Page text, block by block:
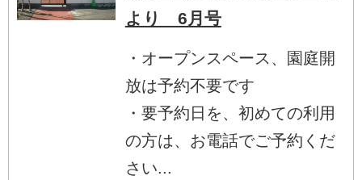
より 6月号
・オープンスペース、園庭開
放は予約不要です
・要予約日を、初めての利用
の方は、お電話でご予約くだ
さい...